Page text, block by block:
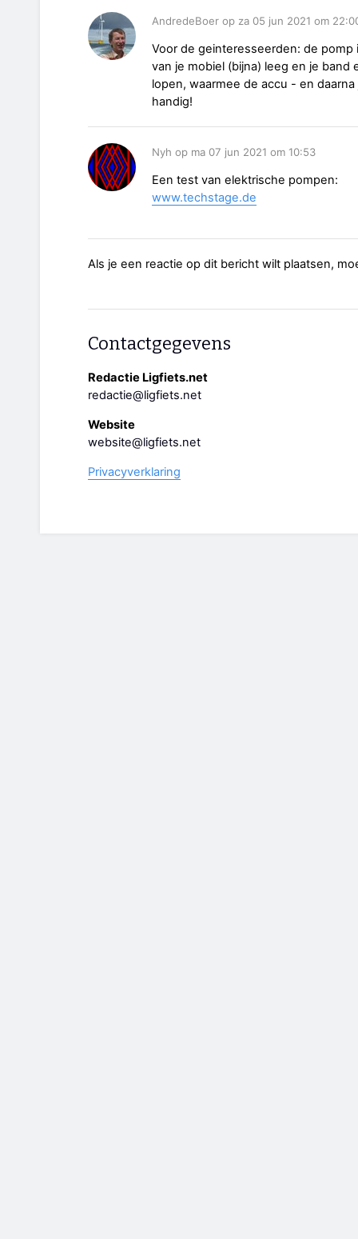
AndredeBoer op za 05 jun 2021 om
Voor de geinteresseerden: de
van je mobiel (bijna) leeg en je band
lopen, waarmee de accu - en
handig!
Nyh op ma 07 jun 2021 om 10:53
Een test van elektrische pompen:
www.techstage.de
Als je een reactie op dit bericht wilt plaatsen,
Contactgegevens
Redactie Ligfiets.net
redactie@ligfiets.net
Website
website@ligfiets.net
Privacyverklaring